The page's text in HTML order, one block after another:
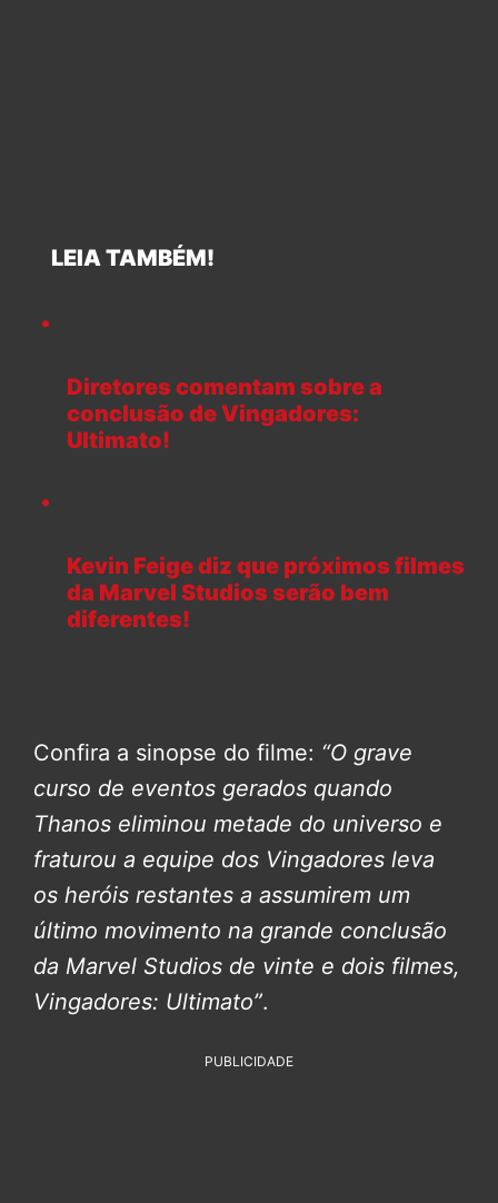
LEIA TAMBÉM!
Diretores comentam sobre a
conclusão de Vingadores:
Ultimato!
Kevin Feige diz que próximos filmes
da Marvel Studios serão bem
diferentes!
Confira a sinopse do filme: “O grave
curso de eventos gerados quando
Thanos eliminou metade do universo e
fraturou a equipe dos Vingadores leva
os heróis restantes a assumirem um
último movimento na grande conclusão
da Marvel Studios de vinte e dois filmes,
Vingadores: Ultimato”.
PUBLICIDADE